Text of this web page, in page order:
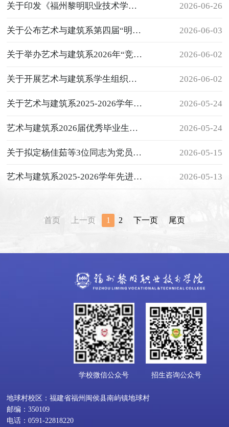
关于印发《福州黎明职业技术学院艺术与建 筑系第五届学生干部任职名单（试用）》的 通知 2026-06-26
关于公布艺术与建筑系第四届“明理善辩，笃行致远”辩论赛结果的通知 2026-06-03
关于举办艺术与建筑系2026年“竞逐王者，筑梦青春”王者荣耀比赛通知 2026-06-02
关于开展艺术与建筑系学生组织干部换届选举工作的通知 2026-06-02
关于艺术与建筑系2025-2026学年文明宿舍评选活动通知 2026-05-24
艺术与建筑系2026届优秀毕业生名单公示 2026-05-24
关于拟定杨佳茹等3位同志为党员发展对象的公示 2026-05-15
艺术与建筑系2025-2026学年先进班集体、三好生和优秀学生干部评优名单公示 2026-05-13
首页 上一页 1 2 下一页 尾页
学校微信公众号 招生咨询公众号
地球村校区：福建省福州闽侯县南屿镇地球村
邮编：350109
电话：0591-22818220